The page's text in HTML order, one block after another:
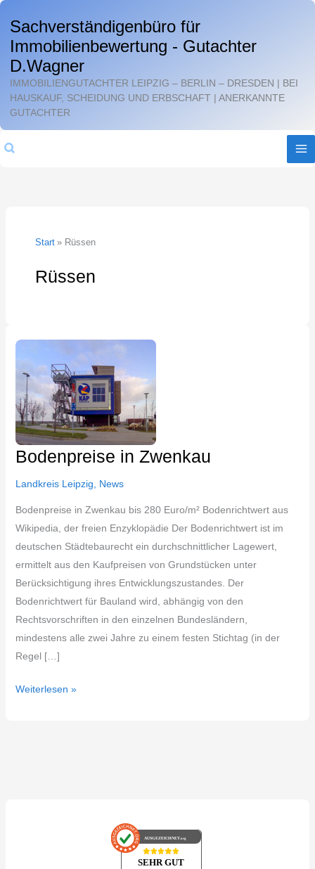
Zum
Inhalt
springen
Sachverständigenbüro für
Immobilienbewertung - Gutachter
D.Wagner
IMMOBILIENGUTACHTER LEIPZIG – BERLIN – DRESDEN | BEI
HAUSKAUF, SCHEIDUNG UND ERBSCHAFT | ANERKANNTE
GUTACHTER
Suchen
Start Rüssen
Rüssen
Bodenpreise in Zwenkau
Landkreis Leipzig News
Bodenpreise in Zwenkau bis 280 Euro/m² Bodenrichtwert aus
Wikipedia, der freien Enzyklopädie Der Bodenrichtwert ist im
deutschen Städtebaurecht ein durchschnittlicher Lagewert,
ermittelt aus den Kaufpreisen von Grundstücken unter
Berücksichtigung ihres Entwicklungszustandes. Der
Bodenrichtwert für Bauland wird, abhängig von den
Rechtsvorschriften in den einzelnen Bundesländern,
mindestens alle zwei Jahre zu einem festen Stichtag (in der
Regel […]
Zwenkau
Weiterlesen »
AUSGEZEICHNET.org
SEHR GUT